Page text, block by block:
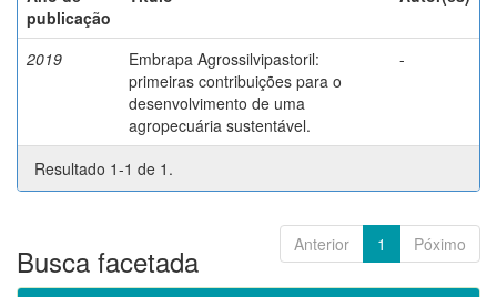
publicação
2019
Embrapa Agrossilvipastoril:
primeiras contribuições para o
desenvolvimento de uma
agropecuária sustentável.
-
Resultado 1-1 de 1.
Anterior 1 Póximo
Busca facetada